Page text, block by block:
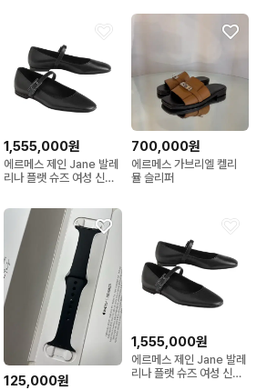
1,555,000원
에르메스 제인 Jane 발레
리나 플랫 슈즈 여성 신발
02365
700,000원
에르메스 가브리엘 켈리
뮬 슬리퍼
125,000원
1,555,000원
에르메스 제인 Jane 발레
리나 플랫 슈즈 여성 신발